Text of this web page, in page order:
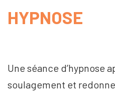
HYPNOSE
Une séance d’hypnose
soulagement et